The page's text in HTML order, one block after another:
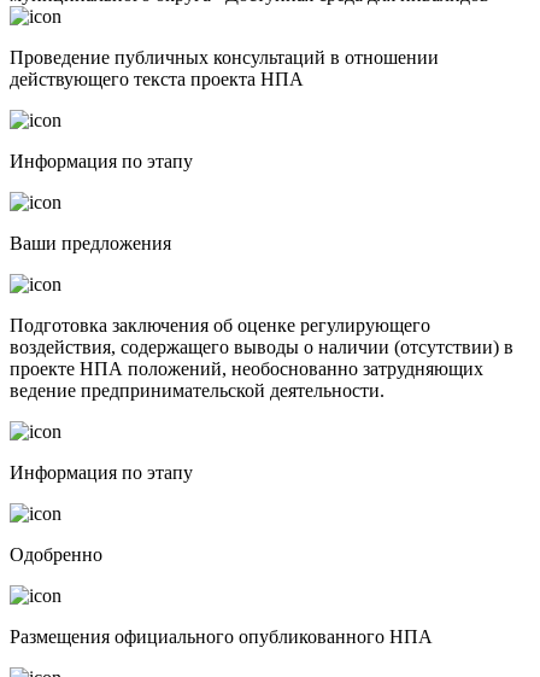
Проведение публичных консультаций в отношении
действующего текста проекта НПА
Информация по этапу
Ваши предложения
Подготовка заключения об оценке регулирующего
воздействия, содержащего выводы о наличии (отсутствии) в
проекте НПА положений, необоснованно затрудняющих
ведение предпринимательской деятельности.
Информация по этапу
Одобренно
Размещения официального опубликованного НПА